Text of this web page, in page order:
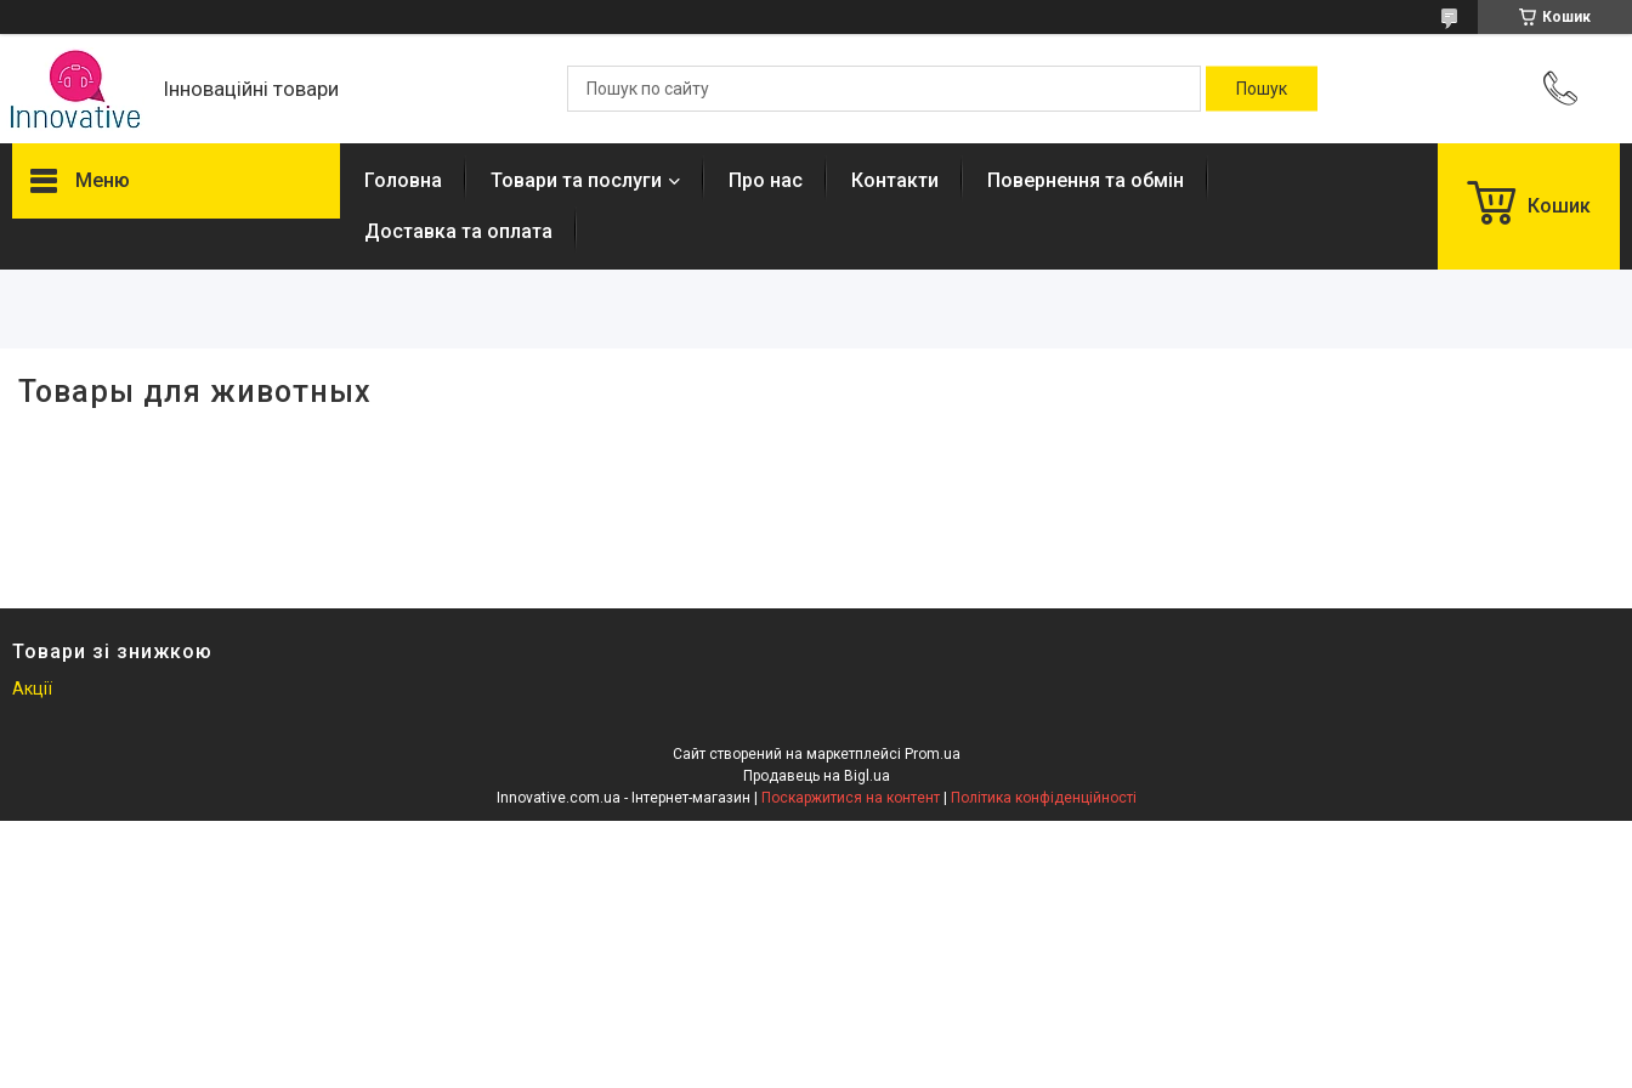
Кошик
Інноваційні товари
Меню
Доставка та оплата
Повернення та обмін
Головна Товари та послуги Про нас Контакти Повернення та обмін
Доставка та оплата
Кошик
Товары для животных
Товари зі знижкою
Акції
Сайт створений на маркетплейсі Prom.ua
Продавець на Bigl.ua
Поскаржитися на контент Політика конфіденційності